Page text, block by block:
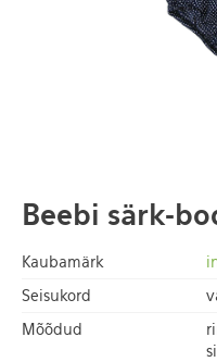
Beebi särk-
Kaubamärk
Seisukord
Mõõdud